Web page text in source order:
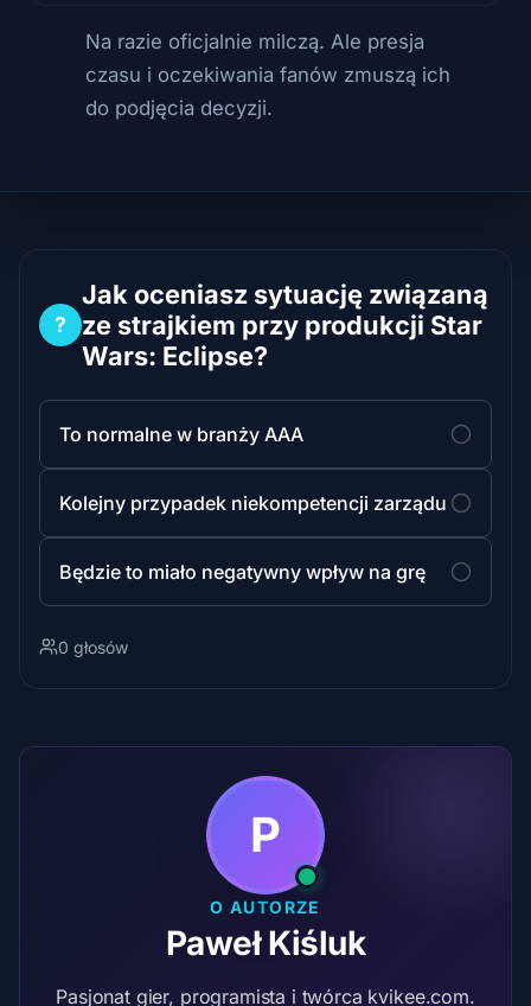
Na razie oficjalnie milczą. Ale presja
czasu i oczekiwania fanów zmuszą ich
do podjęcia decyzji.
?
Jak oceniasz sytuację związaną
ze strajkiem przy produkcji Star
Wars: Eclipse?
To normalne w branży AAA
Kolejny przypadek niekompetencji zarządu
Będzie to miało negatywny wpływ na grę
0 głosów
P
O AUTORZE
Paweł Kiśluk
Pasjonat gier, programista i twórca kvikee.com.